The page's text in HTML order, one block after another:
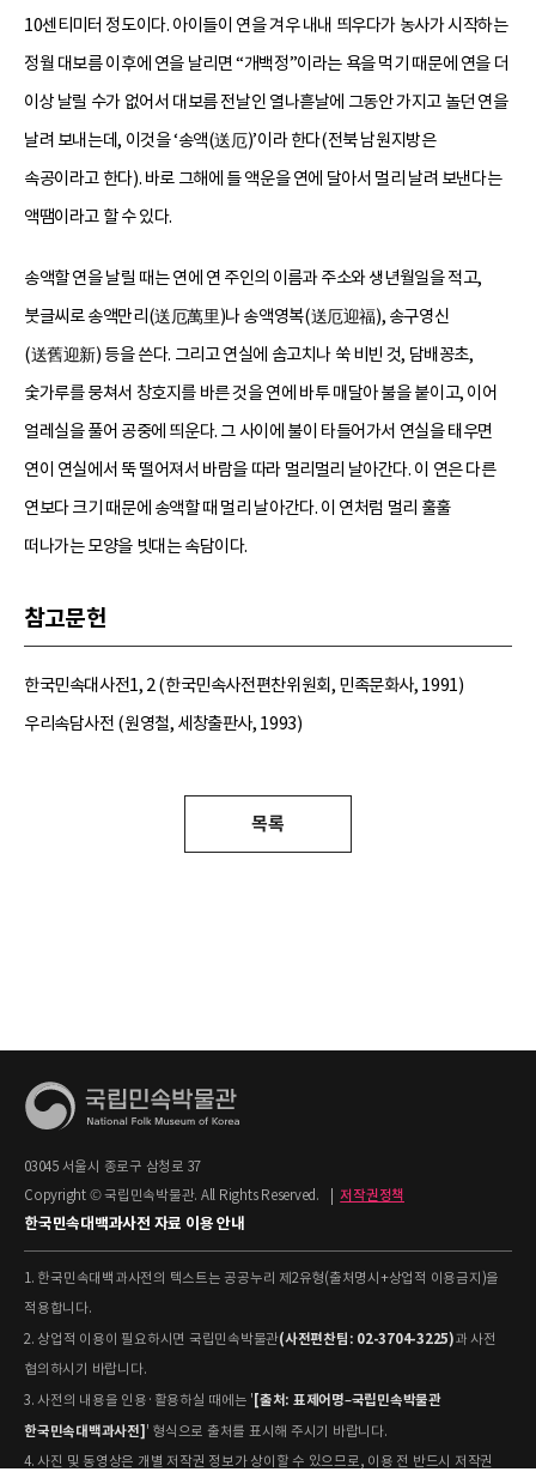
10센티미터 정도이다. 아이들이 연을 겨우 내내 띄우다가 농사가 시작하는
정월 대보름 이후에 연을 날리면 “개백정”이라는 욕을 먹기 때문에 연을 더
이상 날릴 수가 없어서 대보름 전날인 열나흗날에 그동안 가지고 놀던 연을
날려 보내는데, 이것을 ‘송액(送厄)’이라 한다(전북 남원지방은
속공이라고 한다). 바로 그해에 들 액운을 연에 달아서 멀리 날려 보낸다는
액땜이라고 할 수 있다.
송액할 연을 날릴 때는 연에 연 주인의 이름과 주소와 생년월일을 적고,
붓글씨로 송액만리(送厄萬里)나 송액영복(送厄迎福), 송구영신
(送舊迎新) 등을 쓴다. 그리고 연실에 솜고치나 쑥 비빈 것, 담배꽁초,
숯가루를 뭉쳐서 창호지를 바른 것을 연에 바투 매달아 불을 붙이고, 이어
얼레실을 풀어 공중에 띄운다. 그 사이에 불이 타들어가서 연실을 태우면
연이 연실에서 뚝 떨어져서 바람을 따라 멀리멀리 날아간다. 이 연은 다른
연보다 크기 때문에 송액할 때 멀리 날아간다. 이 연처럼 멀리 훌훌
떠나가는 모양을 빗대는 속담이다.
참고문헌
한국민속대사전1, 2 (한국민속사전편찬위원회, 민족문화사, 1991)
우리속담사전 (원영철, 세창출판사, 1993)
목록
03045 서울시 종로구 삼청로 37
Copyright © 국립민속박물관. All Rights Reserved.
저작권정책
한국민속대백과사전 자료 이용 안내
1. 한국민속대백과사전의 텍스트는 공공누리 제2유형(출처명시+상업적 이용금지)을
적용합니다.
2. 상업적 이용이 필요하시면 국립민속박물관(사전편찬팀: 02-3704-3225)과 사전
협의하시기 바랍니다.
3. 사전의 내용을 인용·활용하실 때에는 ' [출처: 표제어명–국립민속박물관
한국민속대백과사전] ' 형식으로 출처를 표시해 주시기 바랍니다.
4. 사진 및 동영상은 개별 저작권 정보가 상이할 수 있으므로, 이용 전 반드시 저작권